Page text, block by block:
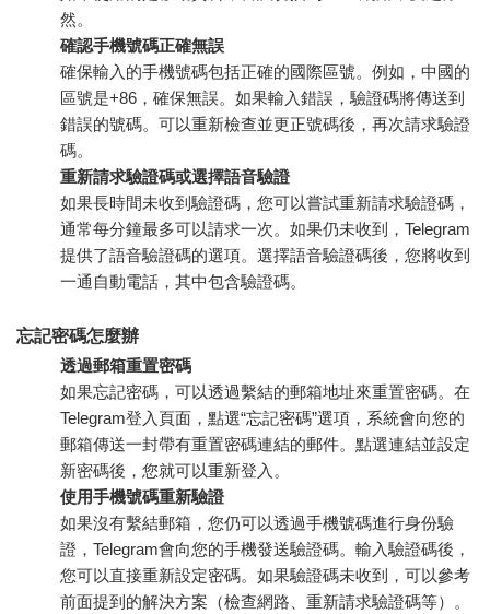
然。
確認手機號碼正確無誤
確保輸入的手機號碼包括正確的國際區號。例如，中國的
區號是+86，確保無誤。如果輸入錯誤，驗證碼將傳送到
錯誤的號碼。可以重新檢查並更正號碼後，再次請求驗證
碼。
重新請求驗證碼或選擇語音驗證
如果長時間未收到驗證碼，您可以嘗試重新請求驗證碼，
通常每分鐘最多可以請求一次。如果仍未收到，Telegram
提供了語音驗證碼的選項。選擇語音驗證碼後，您將收到
一通自動電話，其中包含驗證碼。
忘記密碼怎麼辦
透過郵箱重置密碼
如果忘記密碼，可以透過繫結的郵箱地址來重置密碼。在
Telegram登入頁面，點選“忘記密碼”選項，系統會向您的
郵箱傳送一封帶有重置密碼連結的郵件。點選連結並設定
新密碼後，您就可以重新登入。
使用手機號碼重新驗證
如果沒有繫結郵箱，您仍可以透過手機號碼進行身份驗
證，Telegram會向您的手機發送驗證碼。輸入驗證碼後，
您可以直接重新設定密碼。如果驗證碼未收到，可以參考
前面提到的解決方案（檢查網路、重新請求驗證碼等）。